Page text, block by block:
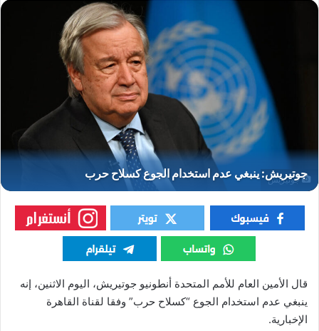
جوتيريش
قال الأمين العام للأمم المتحدة أنطونيو جوتيريش، اليوم الاثنين، إنه
ينبغي عدم استخدام الجوع “كسلاح حرب” وفقا لقناة القاهرة
الإخبارية.